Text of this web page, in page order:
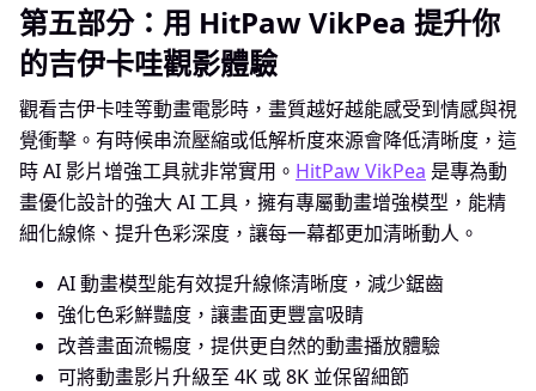
第五部分：用 HitPaw VikPea 提升你
的吉伊卡哇觀影體驗
觀看吉伊卡哇等動畫電影時，畫質越好越能感受到情感與視
覺衝擊。有時候串流壓縮或低解析度來源會降低清晰度，這
時 AI 影片增強工具就非常實用。 HitPaw VikPea 是專為動
畫優化設計的強大 AI 工具，擁有專屬動畫增強模型，能精
細化線條、提升色彩深度，讓每一幕都更加清晰動人。
AI 動畫模型能有效提升線條清晰度，減少鋸齒
強化色彩鮮豔度，讓畫面更豐富吸睛
改善畫面流暢度，提供更自然的動畫播放體驗
可將動畫影片升級至 4K 或 8K 並保留細節